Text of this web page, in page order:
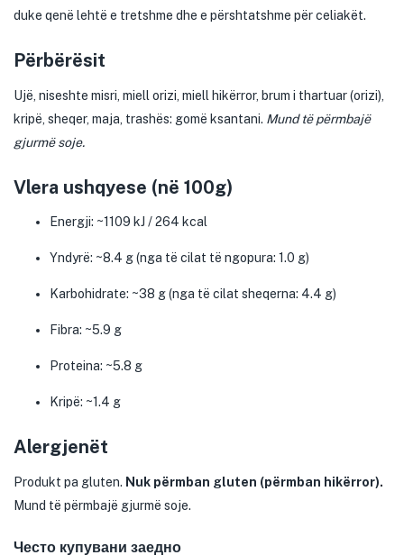
duke qenë lehtë e tretshme dhe e përshtatshme për celiakët.
Përbërësit
Ujë, niseshte misri, miell orizi, miell hikërror, brum i thartuar (orizi),
kripë, sheqer, maja, trashës: gomë ksantani. Mund të përmbajë
gjurmë soje.
Vlera ushqyese (në 100g)
Energji: ~1109 kJ / 264 kcal
Yndyrë: ~8.4 g (nga të cilat të ngopura: 1.0 g)
Karbohidrate: ~38 g (nga të cilat sheqerna: 4.4 g)
Fibra: ~5.9 g
Proteina: ~5.8 g
Kripë: ~1.4 g
Alergjenët
Produkt pa gluten. Nuk përmban gluten (përmban hikërror).
Mund të përmbajë gjurmë soje.
Често купувани заедно